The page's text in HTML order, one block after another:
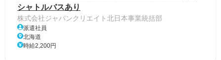
シャトルバスあり
株式会社ジャパンクリエイト北日本事業統括部
派遣社員
北海道
時給2,200円